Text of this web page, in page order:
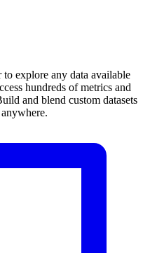
explore any data available
hundreds of metrics and
and blend custom datasets